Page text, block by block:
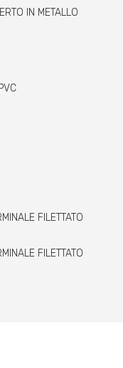
IN METALLO
FILETTATO
FILETTATO